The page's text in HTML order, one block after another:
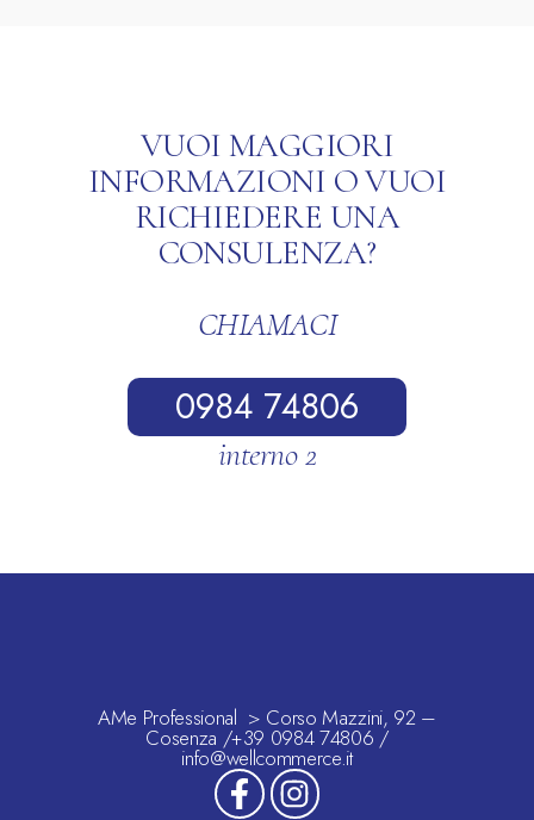
VUOI MAGGIORI
INFORMAZIONI O VUOI
RICHIEDERE UNA
CONSULENZA?
CHIAMACI
0984 74806
interno 2
AMe Professional > Corso Mazzini, 92 –
Cosenza /+39 0984 74806 /
info@wellcommerce.it